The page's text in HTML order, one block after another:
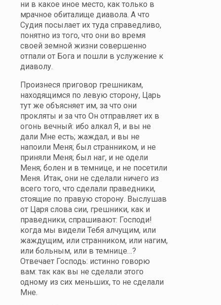
ни в какое иное место, как только в
мрачное обиталище диавола. А что
Судия посылает их туда справедливо,
понятно из того, что они во время
своей земной жизни совершенно
отпали от Бога и пошли в услужение к
диаволу.
Произнеся приговор грешникам,
находящимся по левую сторону, Царь
тут же объясняет им, за что они
прокляты и за что Он отправляет их в
огонь вечный: ибо алкал Я, и вы не
дали Мне есть; жаждал, и вы не
напоили Меня; был странником, и не
приняли Меня; был наг, и не одели
Меня; болен и в темнице, и не посетили
Меня. Итак, они не сделали ничего из
всего того, что сделали праведники,
стоящие по правую сторону. Выслушав
от Царя слова сии, грешники, как и
праведники, спрашивают: Господи!
когда мы видели Тебя алчущим, или
жаждущим, или странником, или нагим,
или больным, или в темнице…?
Отвечает Господь: истинно говорю
вам: так как вы не сделали этого
одному из сих меньших, то не сделали
Мне.